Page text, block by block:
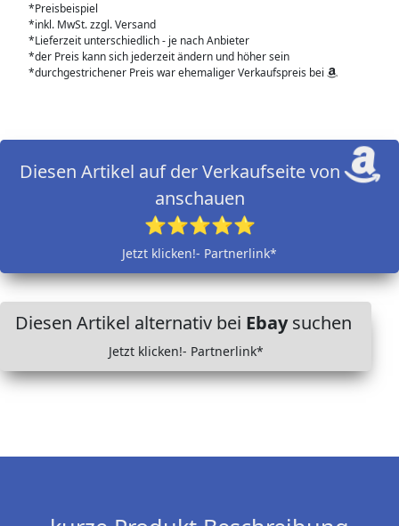
*Preisbeispiel
*inkl. MwSt. zzgl. Versand
*Lieferzeit unterschiedlich - je nach Anbieter
*der Preis kann sich jederzeit ändern und höher sein
*durchgestrichener Preis war ehemaliger Verkaufspreis bei
Diesen Artikel auf der Verkaufseite von
anschauen
⭐⭐⭐⭐⭐
Jetzt klicken!- Partnerlink*
Diesen Artikel alternativ bei Ebaysuchen
Jetzt klicken!- Partnerlink*